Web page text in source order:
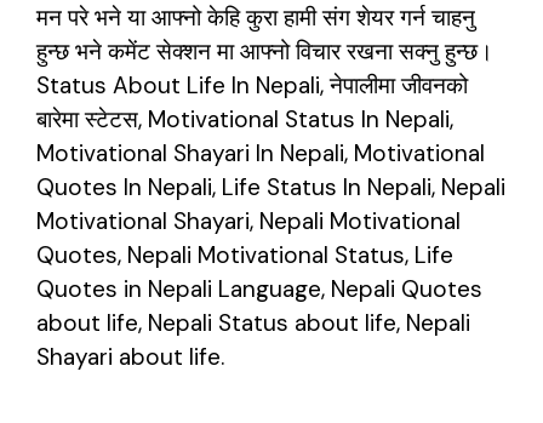
मन परे भने या आफ्नो केहि कुरा हामी संग शेयर गर्न चाहनु
हुन्छ भने कमेंट सेक्शन मा आफ्नो विचार रखना सक्नु हुन्छ।
Status About Life In Nepali, नेपालीमा जीवनको
बारेमा स्टेटस, Motivational Status In Nepali,
Motivational Shayari In Nepali, Motivational
Quotes In Nepali, Life Status In Nepali, Nepali
Motivational Shayari, Nepali Motivational
Quotes, Nepali Motivational Status, Life
Quotes in Nepali Language, Nepali Quotes
about life, Nepali Status about life, Nepali
Shayari about life.